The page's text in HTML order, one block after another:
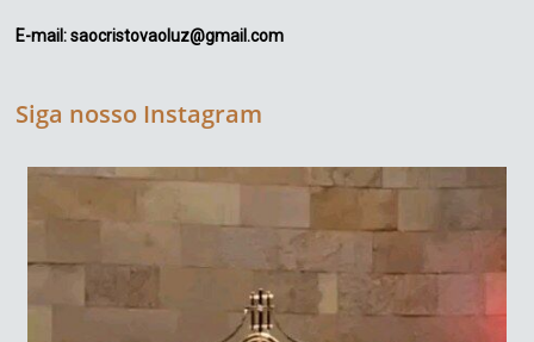
E-mail: saocristovaoluz@gmail.com
Siga nosso Instagram